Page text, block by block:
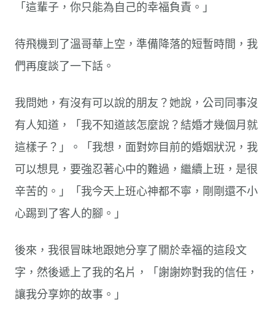
「這輩子，你只能為自己的幸福負責。」
待飛機到了溫哥華上空，準備降落的短暫時間，我
們再度談了一下話。
我問她，有沒有可以說的朋友？她說，公司同事沒
有人知道，「我不知道該怎麼說？結婚才幾個月就
這樣子？」。「我想，面對妳目前的婚姻狀況，我
可以想見，要強忍著心中的難過，繼續上班，是很
辛苦的。」「我今天上班心神都不寧，剛剛還不小
心踢到了客人的腳。」
後來，我很冒昧地跟她分享了關於幸福的這段文
字，然後遞上了我的名片，「謝謝妳對我的信任，
讓我分享妳的故事。」